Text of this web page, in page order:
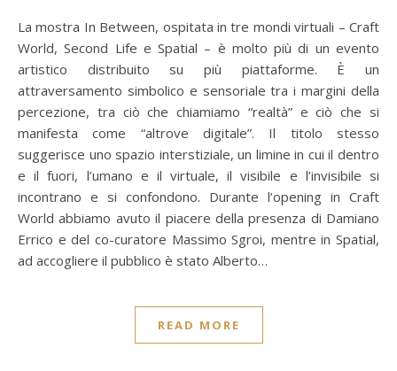
La mostra In Between, ospitata in tre mondi virtuali – Craft
World, Second Life e Spatial – è molto più di un evento
artistico distribuito su più piattaforme. È un
attraversamento simbolico e sensoriale tra i margini della
percezione, tra ciò che chiamiamo “realtà” e ciò che si
manifesta come “altrove digitale”. Il titolo stesso
suggerisce uno spazio interstiziale, un limine in cui il dentro
e il fuori, l’umano e il virtuale, il visibile e l’invisibile si
incontrano e si confondono. Durante l’opening in Craft
World abbiamo avuto il piacere della presenza di Damiano
Errico e del co-curatore Massimo Sgroi, mentre in Spatial,
ad accogliere il pubblico è stato Alberto…
READ MORE